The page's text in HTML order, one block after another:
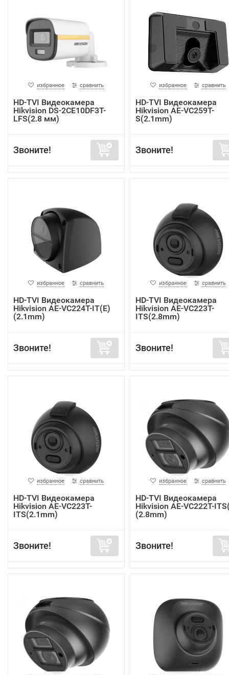
избранное сравнить
HD-TVI Видеокамера
Hikvision DS-2CE10DF3T-
LFS(2.8 мм)
Звоните!
избранное сравнить
HD-TVI Видеокамера
Hikvision AE-VC259T-
S(2.1mm)
Звоните!
избранное сравнить
HD-TVI Видеокамера
Hikvision AE-VC224T-IT(E)
(2.1mm)
Звоните!
избранное сравнить
HD-TVI Видеокамера
Hikvision AE-VC223T-
ITS(2.8mm)
Звоните!
избранное сравнить
HD-TVI Видеокамера
Hikvision AE-VC223T-
ITS(2.1mm)
Звоните!
избранное сравнить
HD-TVI Видеокамера
Hikvision AE-VC222T-
(2.8mm)
Звоните!